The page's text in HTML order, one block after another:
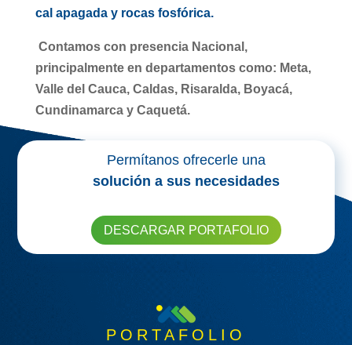
cal apagada y rocas fosfórica.
Contamos con presencia Nacional,
principalmente en departamentos como: Meta,
Valle del Cauca, Caldas, Risaralda, Boyacá,
Cundinamarca y Caquetá.
Permítanos ofrecerle una
solución a sus necesidades
DESCARGAR PORTAFOLIO
PORTAFOLIO